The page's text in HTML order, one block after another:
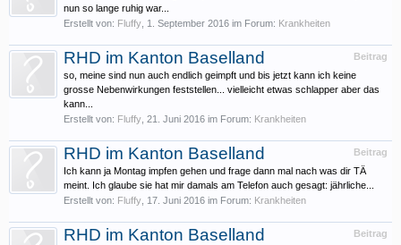
nun so lange ruhig war...
Erstellt von: Fluffy 1. September 2016 im Forum: Krankheiten
Beitrag
RHD im Kanton Baselland
so, meine sind nun auch endlich geimpft und bis jetzt kann ich keine
grosse Nebenwirkungen feststellen... vielleicht etwas schlapper aber das
kann...
Erstellt von: Fluffy 21. Juni 2016 im Forum: Krankheiten
Beitrag
RHD im Kanton Baselland
Ich kann ja Montag impfen gehen und frage dann mal nach was dir TÄ
meint. Ich glaube sie hat mir damals am Telefon auch gesagt: jährliche...
Erstellt von: Fluffy 17. Juni 2016 im Forum: Krankheiten
Beitrag
RHD im Kanton Baselland